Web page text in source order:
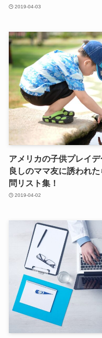
2019-04-03
アメリカの子供プレイ
良しのママ友に誘われ
問リスト集！
2019-04-02